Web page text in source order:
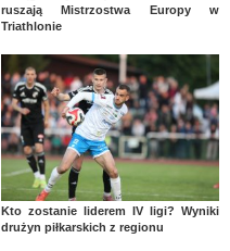
ruszają Mistrzostwa Europy w
Triathlonie
Kto zostanie liderem IV ligi? Wyniki
drużyn piłkarskich z regionu